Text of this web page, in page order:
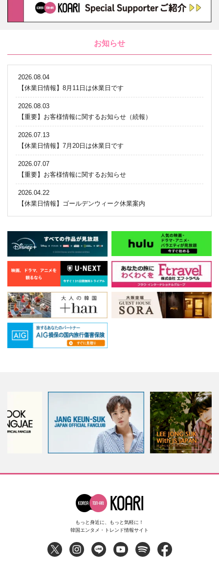
お知らせ
2026.08.04
【休業日情報】8月11日は休業日です
2026.08.03
【重要】お客様情報に関するお知らせ（続報）
2026.07.13
【休業日情報】7月20日は休業日です
2026.07.07
【重要】お客様情報に関するお知らせ
2026.04.22
【休業日情報】ゴールデンウィーク休業案内
もっと身近に、もっと気軽に！
韓国エンタメ・トレンド情報サイト